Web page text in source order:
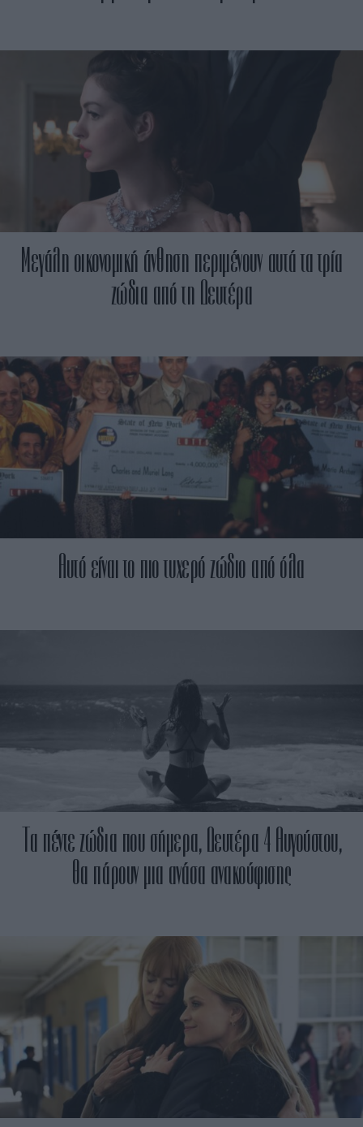
Μεγάλη οικονομική άνθηση περιμένουν αυτά τα τρία
ζώδια από τη Δευτέρα
Αυτό είναι το πιο τυχερό ζώδιο από όλα
Τα πέντε ζώδια που σήμερα, Δευτέρα 4 Αυγούστου,
θα πάρουν μια ανάσα ανακούφισης